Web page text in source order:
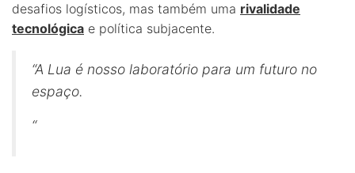
desafios logísticos, mas também uma rivalidade
tecnológica e política subjacente.
“A Lua é nosso laboratório para um futuro no
espaço.
“